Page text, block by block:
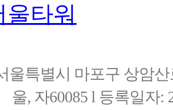
타워
울특별시 마포구 상암
울, 자60085 l 등록일자: